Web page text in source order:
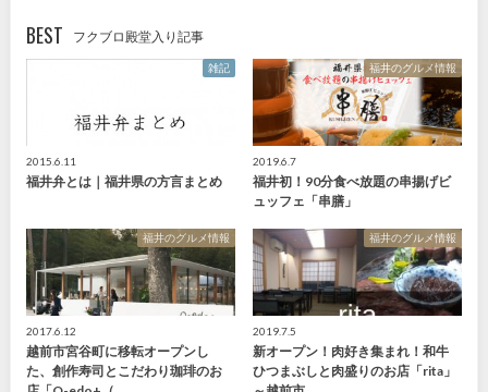
BEST フクブロ殿堂入り記事
雑記
2015.6.11
福井弁とは｜福井県の方言まとめ
福井のグルメ情報
2019.6.7
福井初！90分食べ放題の串揚げビ
ュッフェ「串膳」
福井のグルメ情報
2017.6.12
越前市宮谷町に移転オープンし
た、創作寿司とこだわり珈琲のお
福井のグルメ情報
2019.7.5
新オープン！肉好き集まれ！和牛
ひつまぶしと肉盛りのお店「rita」